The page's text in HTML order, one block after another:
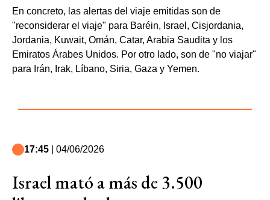
En concreto, las alertas del viaje emitidas son de
"reconsiderar el viaje" para Baréin, Israel, Cisjordania,
Jordania, Kuwait, Omán, Catar, Arabia Saudita y los
Emiratos Árabes Unidos. Por otro lado, son de "no viajar"
para Irán, Irak, Líbano, Siria, Gaza y Yemen.
17:45 | 04/06/2026
Israel mató a más de 3.500